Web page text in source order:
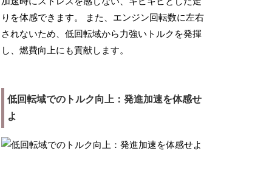
りを体感できます。 また、エンジン回転数に左右
されないため、低回転域から力強いトルクを発揮
し、燃費向上にも貢献します。
低回転域でのトルク向上：発進加速を体感せ
よ